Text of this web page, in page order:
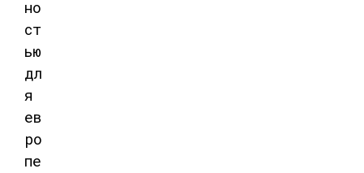
но
ст
ью
дл
я
ев
ро
пе